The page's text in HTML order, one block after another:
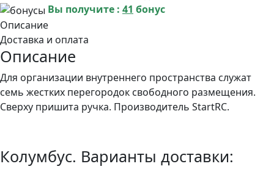
Вы получите : 41 бонус
Описание
Доставка и оплата
Описание
Для организации внутреннего пространства служат
семь жестких перегородок свободного размещения.
Сверху пришита ручка. Производитель StartRC.
Колумбус. Варианты доставки: